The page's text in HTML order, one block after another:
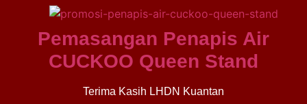
Pemasangan Penapis Air
CUCKOO Queen Stand
Terima Kasih LHDN Kuantan